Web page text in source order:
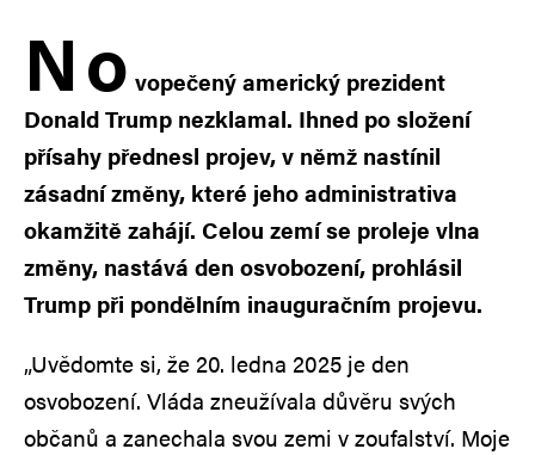
No vopečený americký prezident
Donald Trump nezklamal. Ihned po složení
přísahy přednesl projev, v němž nastínil
zásadní změny, které jeho administrativa
okamžitě zahájí. Celou zemí se proleje vlna
změny, nastává den osvobození, prohlásil
Trump při pondělním inauguračním projevu.
„Uvědomte si, že 20. ledna 2025 je den
osvobození. Vláda zneužívala důvěru svých
občanů a zanechala svou zemi v zoufalství. Moje